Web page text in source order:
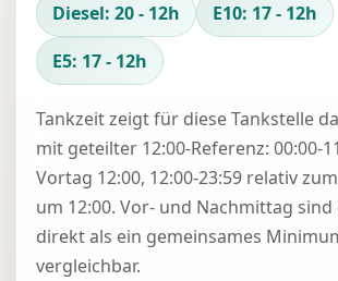
Diesel: 20 - 12h
E10: 17 - 12h
E5: 17 - 12h
Tankzeit zeigt für diese Tankstelle
mit geteilter 12:00-Referenz: 00:00-
Vortag 12:00, 12:00-23:59 relativ
um 12:00. Vor- und Nachmittag
direkt als ein gemeinsames
vergleichbar.